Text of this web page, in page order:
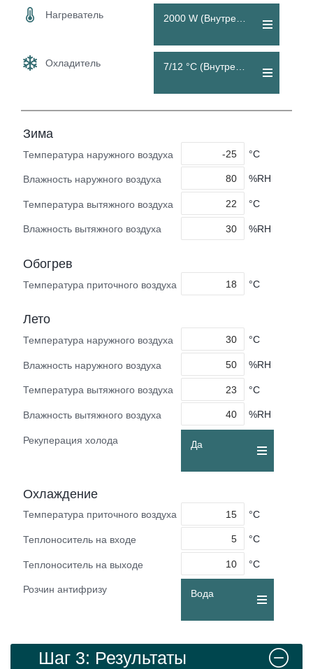
Нагреватель 2000 W (Внутренний)
Охладитель 7/12 °C (Внутренний)
Зима
Температура наружного воздуха °C
Влажность наружного воздуха %RH
Температура вытяжного воздуха °C
Влажность вытяжного воздуха %RH
Обогрев
Температура приточного воздуха °C
Лето
Температура наружного воздуха °C
Влажность наружного воздуха %RH
Температура вытяжного воздуха °C
Влажность вытяжного воздуха %RH
Рекуперация холода Да
Охлаждение
Температура приточного воздуха °C
Теплоноситель на входе °C
Теплоноситель на выходе °C
Розчин антифризу Вода
Шаг 3: Результаты